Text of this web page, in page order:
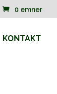
0 emner
KONTAKT